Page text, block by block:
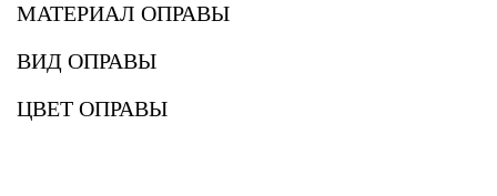
МАТЕРИАЛ ОПРАВЫ
ВИД ОПРАВЫ
ЦВЕТ ОПРАВЫ